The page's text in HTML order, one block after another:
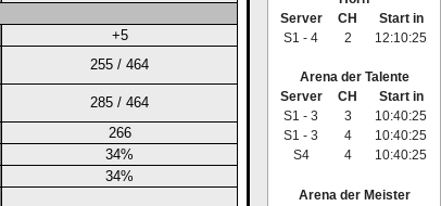
+5
255 / 464
285 / 464
266
34%
34%
Server
CH
Start in
S1 - 4
2 12:10:24
Arena der Talente
Server
CH
Start in
S1 - 3
3
10:40:24
S1 - 3
4
10:40:24
S4
4 10:40:24
Arena der Meister